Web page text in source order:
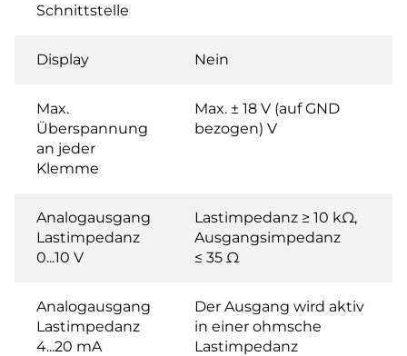
Schnittstelle
Display Nein
Max.
Überspannung
an jeder
Klemme
Max. ± 18 V (auf GND
bezogen) V
Analogausgang
Lastimpedanz
0...10 V
Lastimpedanz ≥ 10 kΩ,
Ausgangsimpedanz
≤ 35 Ω
Analogausgang
Lastimpedanz
4...20 mA
Der Ausgang wird aktiv
in einer ohmsche
Lastimpedanz